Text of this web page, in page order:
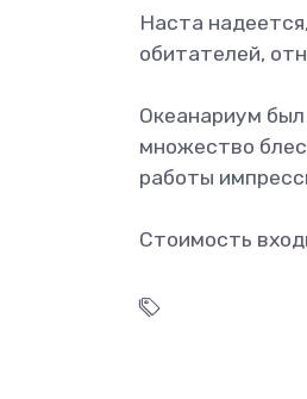
Наста
обитателей,
Океанариум
множество
работы
Стоимость